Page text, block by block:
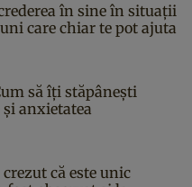
în sine în situații
care chiar te pot ajuta
să îți stăpânești
anxietatea
că este unic